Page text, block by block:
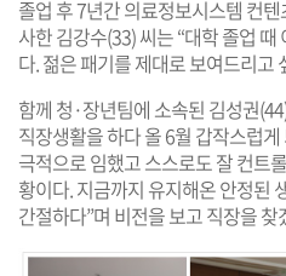
졸업 후 7년간 의료정보시스템 컨
사한 김강수(33) 씨는 “대학 졸업
다. 젊은 패기를 제대로 보여드리고
함께 청·장년팀에 소속된 김성권
직장생활을 하다 올 6월 갑작스럽
극적으로 임했고 스스로도 잘 컨트
황이다. 지금까지 유지해온 안정된
간절하다”며 비전을 보고 직장을 찾